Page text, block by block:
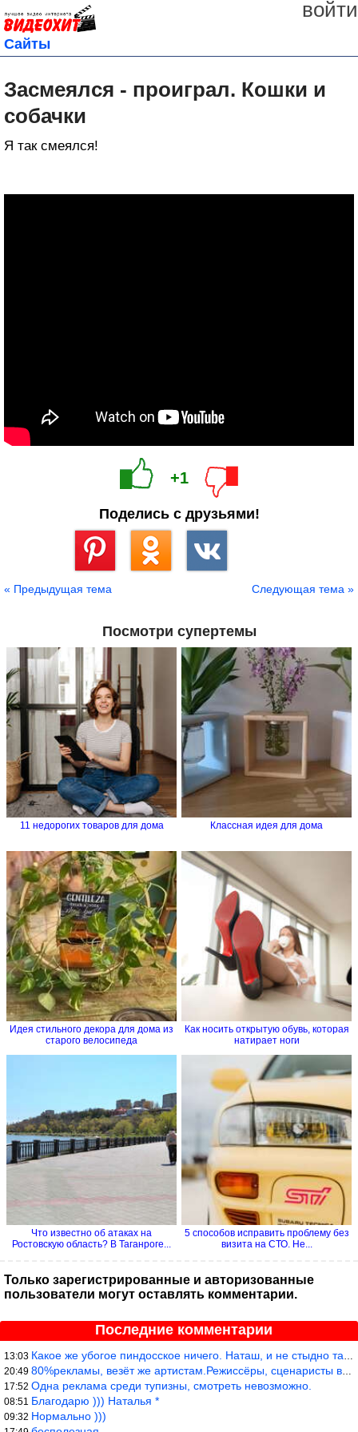
войти
Сайты
Засмеялся - проиграл. Кошки и
собачки
Я так смеялся!
+1
Поделись с друзьями!
« Предыдущая тема Следующая тема »
Посмотри супертемы
11 недорогих товаров для дома Классная идея для дома
Идея стильного декора для дома из
старого велосипеда
Как носить открытую обувь, которая
натирает ноги
Что известно об атаках на
Ростовскую область? В Таганроге...
5 способов исправить проблему без
визита на СТО. Не...
Только зарегистрированные и авторизованные
пользователи могут оставлять комментарии.
Последние комментарии
13:03 Какое же убогое пиндосское ничего. Наташ, и не стыдно такую фигн
20:49 80%рекламы, везёт же артистам.Режиссёры, сценаристы вы где или к
17:52 Одна реклама среди тупизны, смотреть невозможно.
08:51 Благодарю ))) Наталья *
09:32 Нормально )))